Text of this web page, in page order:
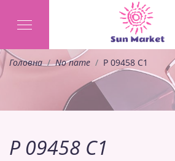
Головна No name P 09458 C1
P 09458 C1